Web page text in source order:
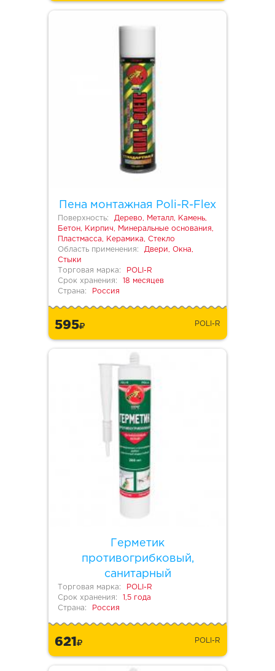
Пена монтажная Poli-R-Flex
Поверхность:
Дерево, Металл, Камень,
Бетон, Кирпич, Минеральные основания,
Пластмасса, Керамика, Стекло
Область применения:
Двери, Окна,
Стыки
Торговая марка:
POLI-R
Срок хранения:
18 месяцев
Страна:
Россия
595 POLI-R
Герметик
противогрибковый,
санитарный
Торговая марка:
POLI-R
Срок хранения:
1,5 года
Страна:
Россия
621 POLI-R